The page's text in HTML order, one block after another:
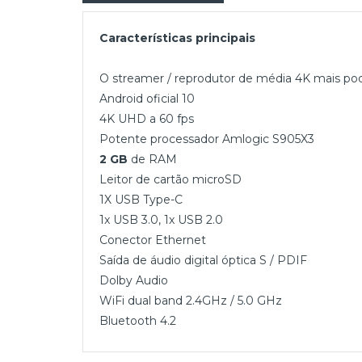
Características principais
O streamer / reprodutor de média 4K mais
Android oficial 10
4K UHD a 60 fps
Potente processador Amlogic S905X3
2 GB de RAM
Leitor de cartão microSD
1X USB Type-C
1x USB 3.0, 1x USB 2.0
Conector Ethernet
Saída de áudio digital óptica S / PDIF
Dolby Audio
WiFi dual band 2.4GHz / 5.0 GHz
Bluetooth 4.2